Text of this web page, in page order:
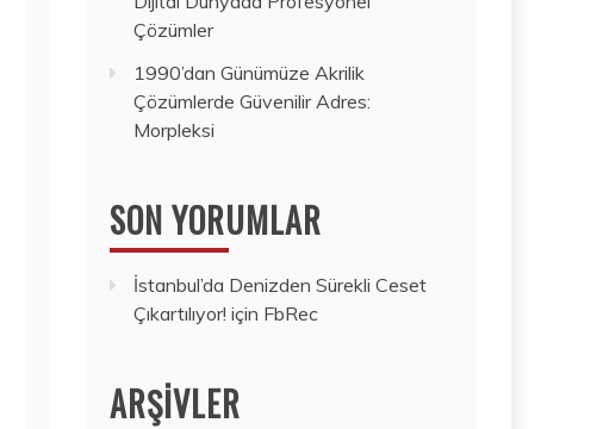
Çözümler
1990’dan Günümüze Akrilik
Çözümlerde Güvenilir Adres:
Morpleksi
SON YORUMLAR
İstanbul’da Denizden Sürekli Ceset
Çıkartılıyor! için FbRec
ARŞIVLER